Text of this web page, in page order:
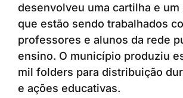
desenvolveu uma cartilha e
que estão sendo trabalhados
professores e alunos da rede
ensino. O município produziu
mil folders para distribuição
e ações educativas.